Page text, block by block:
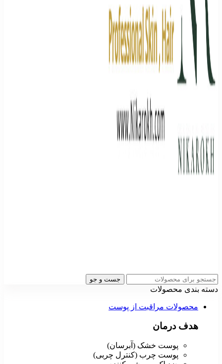
جست و جو
دسته بندی محصولات
محصولات مراقبت از پوست
هدف درمان
پوست خشک (آبرسان)
پوست چرب (کنترل چربی)